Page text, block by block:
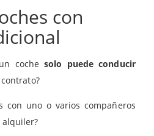
con
cochesolo puede conducir
con uno o varios compañeros